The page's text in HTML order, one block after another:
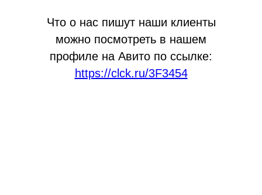
Что о нас пишут наши клиенты
можно посмотреть в нашем
профиле на Авито по ссылке:
https://clck.ru/3F3454